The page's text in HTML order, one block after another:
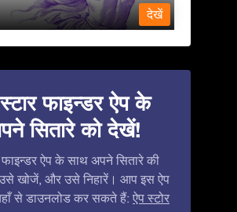
देखें
फाइन्डर ऐप के
सितारे को देखें!
ऐप के साथ अपने सितारे की
खोजें, और उसे निहारें। आप इस ऐप
से डाउनलोड कर सकते हैं: ऐप स्टोर